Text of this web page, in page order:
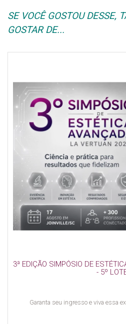
SE VOCÊ GOSTOU DESSE,
GOSTAR DE...
3ª EDIÇÃO SIMPÓSIO DE
- 5º
Garanta seu ingresso e viva essa